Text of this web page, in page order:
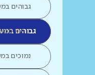
גבוהים
גבוהים
כמו
נמוכים